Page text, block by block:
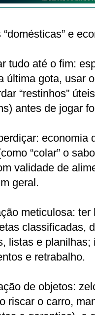
e
tudo até o fim:
última gota, usar
“restinhos”
antes de jogar
economia
“colar” o
validade de
geral.
meticulosa:
classificadas,
listas e
e retrabalho.
de objetos:
riscar o carro,